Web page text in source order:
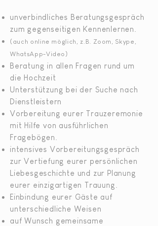
unverbindliches Beratungsgespräch
zum gegenseitigen Kennenlernen.
(auch online möglich, z.B. Zoom, Skype,
WhatsApp-Video)
Beratung in allen Fragen rund um
die Hochzeit
Unterstützung bei der Suche nach
Dienstleistern
Vorbereitung eurer Trauzeremonie
mit Hilfe von ausführlichen
Fragebögen.
intensives Vorbereitungsgespräch
zur Vertiefung eurer persönlichen
Liebesgeschichte und zur Planung
eurer einzigartigen Trauung.
Einbindung eurer Gäste auf
unterschiedliche Weisen
auf Wunsch gemeinsame